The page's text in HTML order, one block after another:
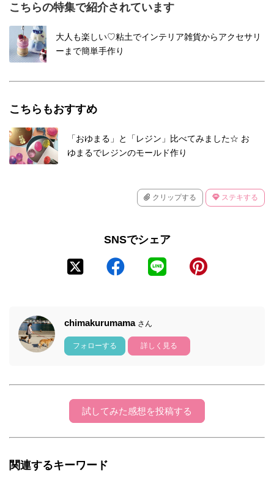
こちらの特集で紹介されています
大人も楽しい♡粘土でインテリア雑貨からアクセサリ
ーまで簡単手作り
こちらもおすすめ
「おゆまる」と「レジン」比べてみました☆ お
ゆまるでレジンのモールド作り
クリップする ステキする
SNSでシェア
chimakurumama さん
フォローする 詳しく見る
試してみた感想を投稿する
関連するキーワード